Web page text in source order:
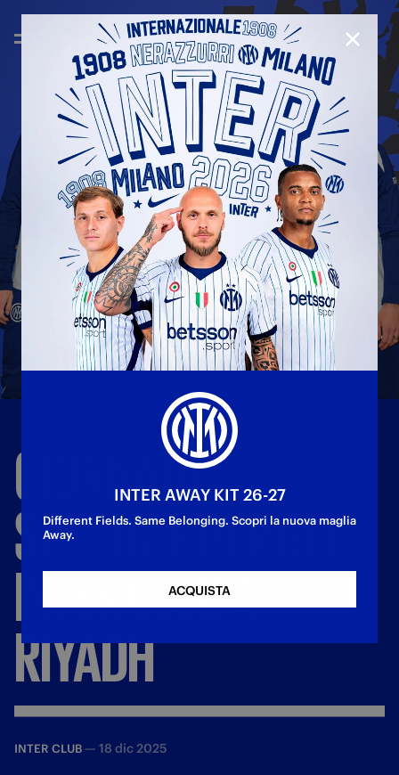
GIORNATA
SPECIALEPERGLI
INTERCLUBA
RIYADH
INTER CLUB — 18 dic 2025
INTER AWAY KIT 26-27
Different Fields. Same Belonging. Scopri la nuova maglia
Away.
ACQUISTA